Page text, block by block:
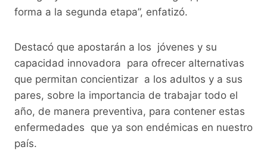
forma a la segunda etapa”, enfatizó.
Destacó que apostarán a los jóvenes y su
capacidad innovadora para ofrecer alternativas
que permitan concientizar a los adultos y a sus
pares, sobre la importancia de trabajar todo el
año, de manera preventiva, para contener estas
enfermedades que ya son endémicas en nuestro
país.